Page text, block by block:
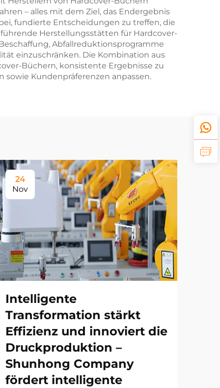
– alles mit dem Ziel, das Endergebnis
fundierte Entscheidungen zu treffen, die
Herstellungsstätten für Hardcover-
Abfallreduktionsprogramme
einzuschränken. Die Kombination aus
Büchern, konsistente Ergebnisse zu
Kundenpräferenzen anpassen.
24
Nov
Intelligente
Transformation stärkt
Effizienz und innoviert die
Druckproduktion –
Shunhong Company
fördert intelligente